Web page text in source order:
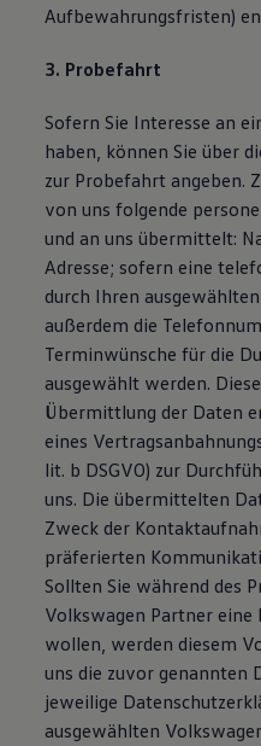
Aufbewahrungsfristen)
3. Probefahrt
Sofern Sie Interesse an
haben, können Sie über
zur Probefahrt angeben.
von uns folgende
und an uns übermittelt:
Adresse; sofern eine
durch Ihren
außerdem die
Terminwünsche für die
ausgewählt werden.
Übermittlung der Daten
eines
lit. b DSGVO) zur
uns. Die übermittelten
Zweck der
präferierten
Sollten Sie während des
Volkswagen Partner
wollen, werden diesem
uns die zuvor genannten
jeweilige
ausgewählten